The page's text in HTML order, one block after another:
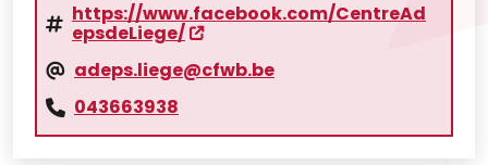
https://www.facebook.com/CentreAd
epsdeLiege/
adeps.liege@cfwb.be
043663938